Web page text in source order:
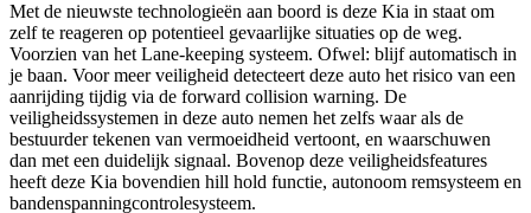
Met de nieuwste technologieën aan boord is deze Kia in staat om
zelf te reageren op potentieel gevaarlijke situaties op de weg.
Voorzien van het Lane-keeping systeem. Ofwel: blijf automatisch in
je baan. Voor meer veiligheid detecteert deze auto het risico van een
aanrijding tijdig via de forward collision warning. De
veiligheidssystemen in deze auto nemen het zelfs waar als de
bestuurder tekenen van vermoeidheid vertoont, en waarschuwen
dan met een duidelijk signaal. Bovenop deze veiligheidsfeatures
heeft deze Kia bovendien hill hold functie, autonoom remsysteem en
bandenspanningcontrolesysteem.